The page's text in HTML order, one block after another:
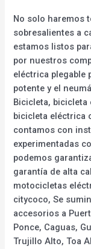
No solo haremos
sobresalientes a
estamos listos
por nuestros
eléctrica plegable
potente y el
Bicicleta, bicicleta
bicicleta eléctrica
contamos con
experimentadas
podemos
garantía de alta
motocicletas
citycoco, Se
accesorios a
Ponce, Caguas,
Trujillo Alto, Toa